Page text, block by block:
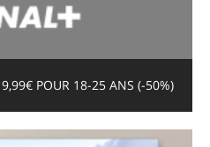
POUR 18-25 ANS (-50%)